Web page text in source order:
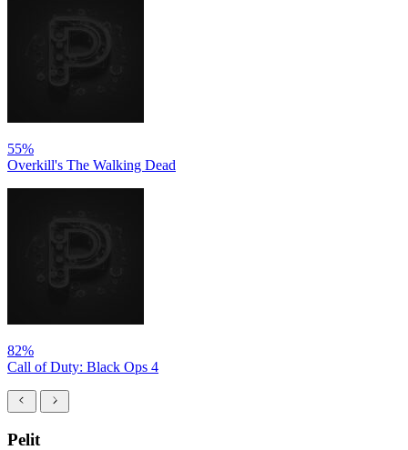
55%
Overkill's The Walking Dead
82%
Call of Duty: Black Ops 4
Pelit